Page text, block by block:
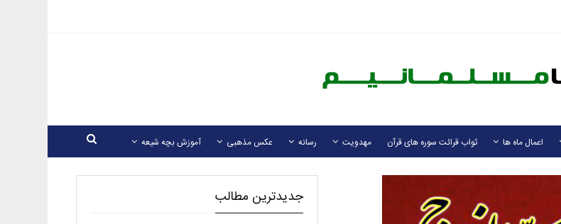
اعمال ماه ها ثواب قرائت سوره های قرآن مهدویت رسانه عکس مذهبی آموزش بچه شیعه
جدیدترین مطالب